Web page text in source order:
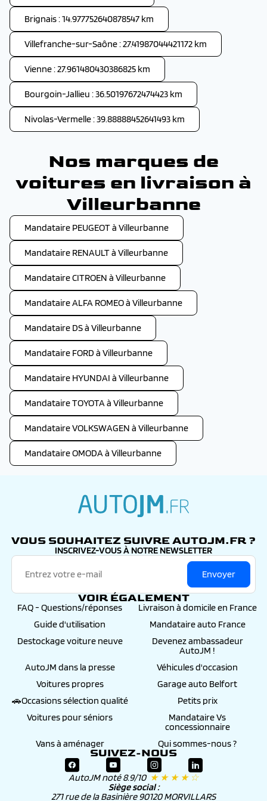
Brignais : 14.977752640878547 km
Villefranche-sur-Saône : 27.41987044421172 km
Vienne : 27.961480430386825 km
Bourgoin-Jallieu : 36.50197672474423 km
Nivolas-Vermelle : 39.88888452641493 km
Nos marques de
voitures en livraison à
Villeurbanne
Mandataire PEUGEOT à Villeurbanne
Mandataire RENAULT à Villeurbanne
Mandataire CITROEN à Villeurbanne
Mandataire ALFA ROMEO à Villeurbanne
Mandataire DS à Villeurbanne
Mandataire FORD à Villeurbanne
Mandataire HYUNDAI à Villeurbanne
Mandataire TOYOTA à Villeurbanne
Mandataire VOLKSWAGEN à Villeurbanne
Mandataire OMODA à Villeurbanne
VOUS SOUHAITEZ SUIVRE AUTOJM.FR ?
INSCRIVEZ-VOUS À NOTRE NEWSLETTER
Envoyer
VOIR ÉGALEMENT
FAQ - Questions/réponses
Livraison à domicile en France
Guide d'utilisation
Mandataire auto France
Destockage voiture neuve
Devenez ambassadeur
AutoJM !
AutoJM dans la presse
Véhicules d'occasion
Voitures propres
Garage auto Belfort
🚗Occasions sélection qualité
Petits prix
Voitures pour séniors
Mandataire Vs
concessionnaire
Vans à aménager
Qui sommes-nous ?
SUIVEZ-NOUS
AutoJM noté 8.9/10 ★ ★ ★ ★ ☆
Siège social :
271 rue de la Basinière 90120 MORVILLARS